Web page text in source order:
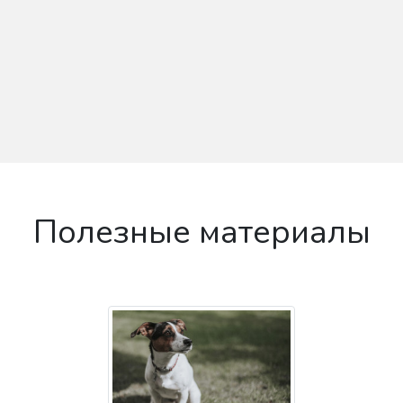
Полезные материалы